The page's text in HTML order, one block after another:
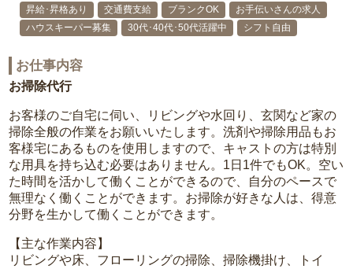
昇給･昇格あり
交通費支給 ブランクOK
お手伝いさんの求人
ハウスキーパー募集
30代･40代･50代活躍中 シフト自由
お仕事内容
お掃除代行
お客様のご自宅に伺い、リビングや水回り、玄関など家の
掃除全般の作業をお願いいたします。洗剤や掃除用品もお
客様宅にあるものを使用しますので、キャストの方は特別
な用具を持ち込む必要はありません。1日1件でもOK。空い
た時間を活かして働くことができるので、自分のペースで
無理なく働くことができます。お掃除が好きな人は、得意
分野を生かして働くことができます。
【主な作業内容】
リビングや床、フローリングの掃除、掃除機掛け、トイ